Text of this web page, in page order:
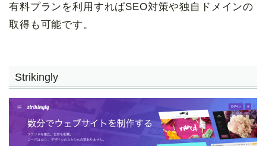
有料プランを利用すればSEO対策や独自ドメインの
取得も可能です。
Strikingly